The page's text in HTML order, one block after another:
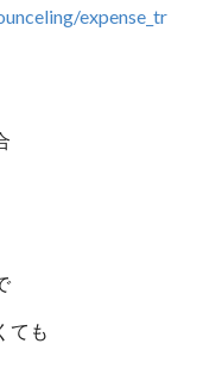
expense_tr
ても